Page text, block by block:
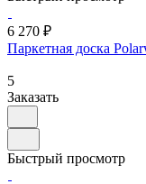
6 270 ₽
Паркетная доска
5
Заказать
Быстрый просмотр